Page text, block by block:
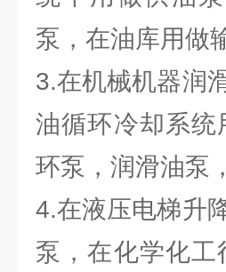
泵，在油库用做
3.在机械机器润
油循环冷却系
环泵，润滑油泵
4.在液压电梯升
泵，在化学化